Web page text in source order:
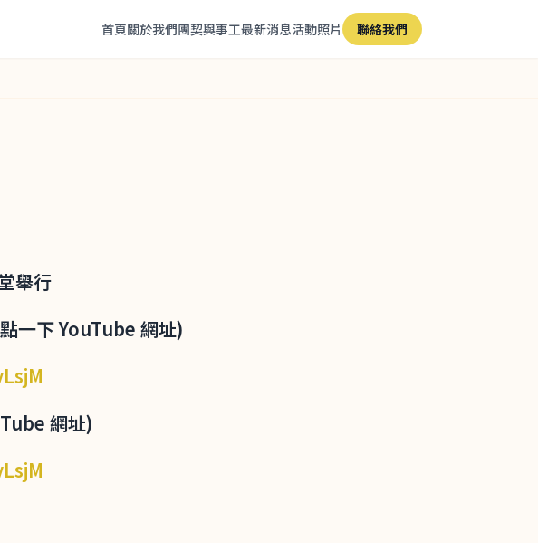
首頁關於我們團契與事工最新消息活動照片 聯絡我們
舉行
一下 YouTube 網址)
網址)